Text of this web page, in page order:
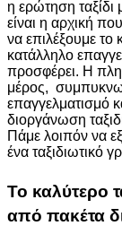
η ερώτηση ταξίδι
είναι η αρχική
να επιλέξουμε το
κατάλληλο
προσφέρει. Η
μέρος,
επαγγελματισμό
διοργάνωση
Πάμε λοιπόν να
ένα ταξιδιωτικό
Το καλύτερο
από πακέτα